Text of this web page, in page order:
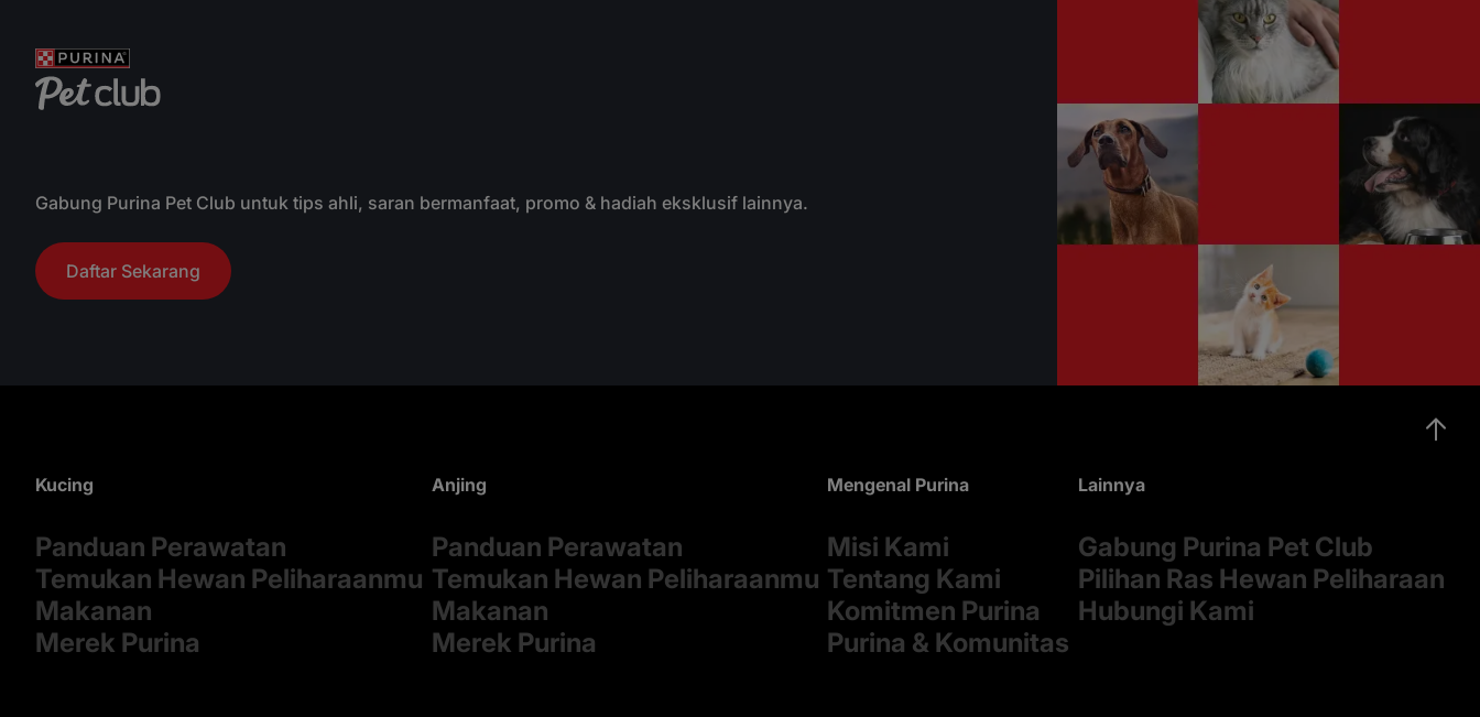
Gabung Purina Pet Club untuk tips ahli, saran bermanfaat, promo & hadiah eksklusif lainnya.
Daftar Sekarang
Kucing
Panduan Perawatan
Temukan Hewan Peliharaanmu
Makanan
Merek Purina
Anjing
Panduan Perawatan
Temukan Hewan Peliharaanmu
Makanan
Merek Purina
Mengenal Purina
Misi Kami
Tentang Kami
Komitmen Purina
Purina & Komunitas
Lainnya
Gabung Purina Pet Club
Pilihan Ras Hewan Peliharaan
Hubungi Kami